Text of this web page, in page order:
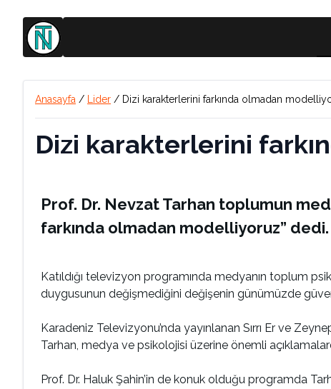
Anasayfa / Lider / Dizi karakterlerini farkında olmadan
Dizi karakterlerini
Prof. Dr. Nevzat Tarhan toplumun
farkında olmadan modelliyoruz” dedi.
Katıldığı televizyon programında medyanın toplum
duygusunun değişmediğini değişenin günümüzde
Karadeniz Televizyonu’nda yayınlanan Sırrı Er ve
Tarhan, medya ve psikolojisi üzerine önemli
Prof. Dr. Haluk Şahin’in de konuk olduğu programda